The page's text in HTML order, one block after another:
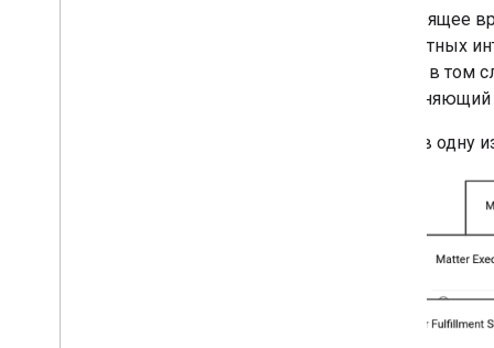
В настоящее
конкретных
только в том
выполняющий
Открыв одну